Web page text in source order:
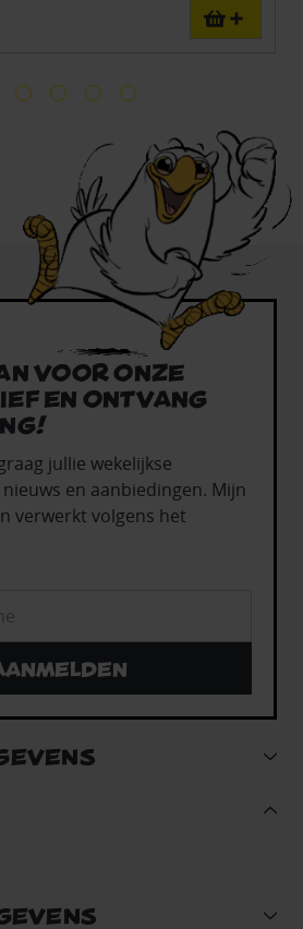
voor onze
en ontvang
jullie wekelijkse
en aanbiedingen. Mijn
verwerkt volgens het